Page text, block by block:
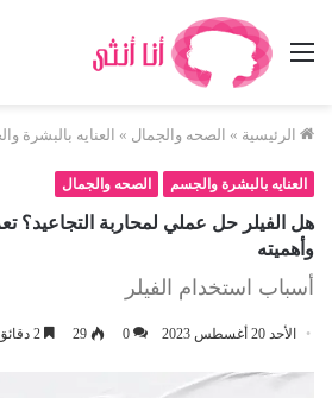
القائمة
الرئيسية » الصحه والجمال » العنايه بالبشرة
العنايه بالبشرة والجسم الصحه والجمال
هل الفيلر حل عملي لمحاربة التجاعيد؟
وأهميته
أسباب استخدام الفيلر
الأحد 20 أغسطس 2023 0
29